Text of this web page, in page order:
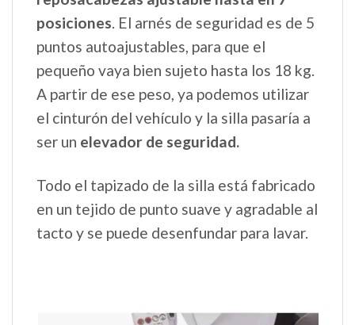
posiciones. El arnés de seguridad es de 5
puntos autoajustables, para que el
pequeño vaya bien sujeto hasta los 18 kg.
A partir de ese peso, ya podemos utilizar
el cinturón del vehículo y la silla pasaría a
ser un elevador de seguridad.
Todo el tapizado de la silla está fabricado
en un tejido de punto suave y agradable al
tacto y se puede desenfundar para lavar.